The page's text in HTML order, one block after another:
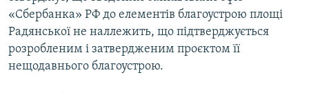
«Сбербанка» РФ до елементів благоустрою площі
Радянської не наллежить, що підтверджується
розробленим і затвердженим проєктом її
нещодавнього благоустрою.